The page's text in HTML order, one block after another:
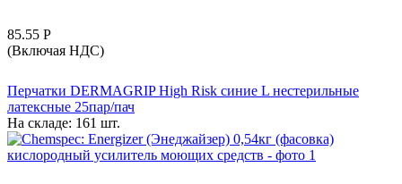
85.55 Р
(Включая НДС)
Перчатки DERMAGRIP High Risk синие L нестерильные
латексные 25пар/пач
На складе: 161 шт.